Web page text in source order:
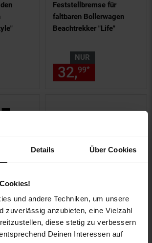
Details Über Cookies
und andere Techniken, um unsere
zuverlässig anzubieten, eine Vielzahl
diese stetig zu verbessern
Deinen Interessen auf
€ Sternchen
Feststellbremse für
faltbaren Bollerwagen
Beachtrekker "Life"
NUR
32,99*
5 von 5 SternenSchneekufen für faltbaren
Bollerwagen
"Beachtrekker LiFe"